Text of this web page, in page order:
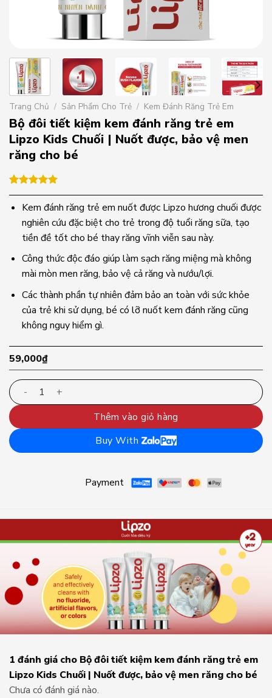
Trang Chủ / Sản Phẩm Cho Trẻ / Kem Đánh Răng Trẻ Em
Bộ đôi tiết kiệm kem đánh răng trẻ em
Lipzo Kids Chuối | Nuốt được, bảo vệ men
răng cho bé
5.00trên 5
dựa trên
1
đánh giá
Kem đánh răng trẻ em nuốt được Lipzo hương chuối được
nghiên cứu đặc biệt cho trẻ trong độ tuổi răng sữa, tạo
tiền đề tốt cho bé thay răng vĩnh viễn sau này.
Công thức độc đáo giúp làm sạch răng miệng mà không
mài mòn men răng, bảo vệ cả răng và nướu/lợi.
Các thành phần tự nhiên đảm bảo an toàn với sức khỏe
của trẻ khi sử dụng, bé có lỡ nuốt kem đánh răng cũng
không nguy hiểm gì.
59,000₫
Bộ đôi tiết kiệm kem đánh răng trẻ em Lipzo Kids Chuối |
Thêm vào giỏ hàng
Buy With
Payment
1 đánh giá cho Bộ đôi tiết kiệm kem đánh răng trẻ em
Lipzo Kids Chuối | Nuốt được, bảo vệ men răng cho bé
Chưa có đánh giá nào.